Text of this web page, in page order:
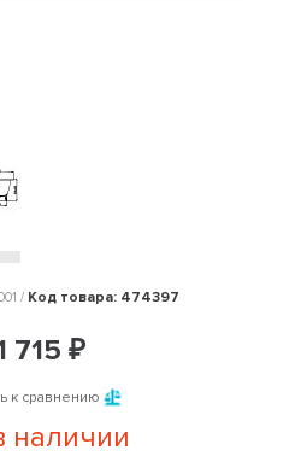
/ Код товара: 474397
715 ₽
к сравнению
наличии